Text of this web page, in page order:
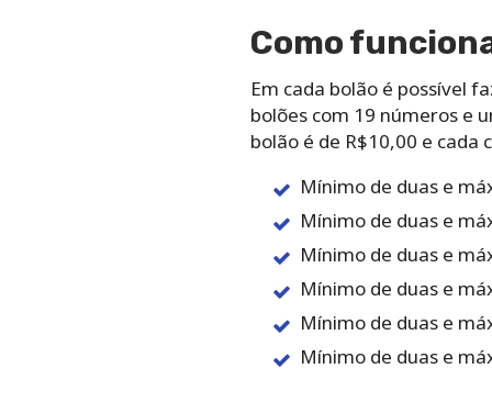
Como‌
Em‌ ‌cada‌ ‌bolão‌ ‌é‌ ‌possível‌
‌bolões‌ ‌com‌ ‌19‌ ‌números‌ ‌e‌
‌bolão‌ ‌é‌ ‌de‌ ‌R$10,00‌ ‌e‌ ‌cada‌
Mínimo‌ ‌de‌ ‌duas‌ ‌e‌
Mínimo‌ ‌de‌ ‌duas‌ ‌e‌
Mínimo‌ ‌de‌ ‌duas‌ ‌e‌
Mínimo‌ ‌de‌ ‌duas‌ ‌e‌
Mínimo‌ ‌de‌ ‌duas‌ ‌e‌
Mínimo‌ ‌de‌ ‌duas ‌e‌